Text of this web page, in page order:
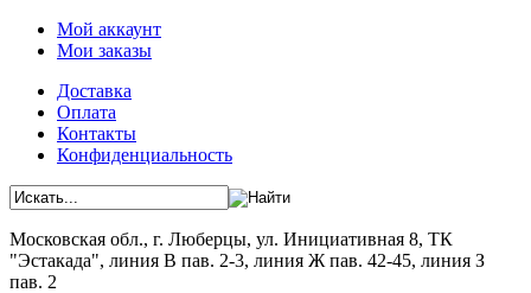
Мой аккаунт
Мои заказы
Доставка
Оплата
Контакты
Конфиденциальность
Московская обл., г. Люберцы, ул. Инициативная 8, ТК
"Эстакада", линия В пав. 2-3, линия Ж пав. 42-45, линия З
пав. 2